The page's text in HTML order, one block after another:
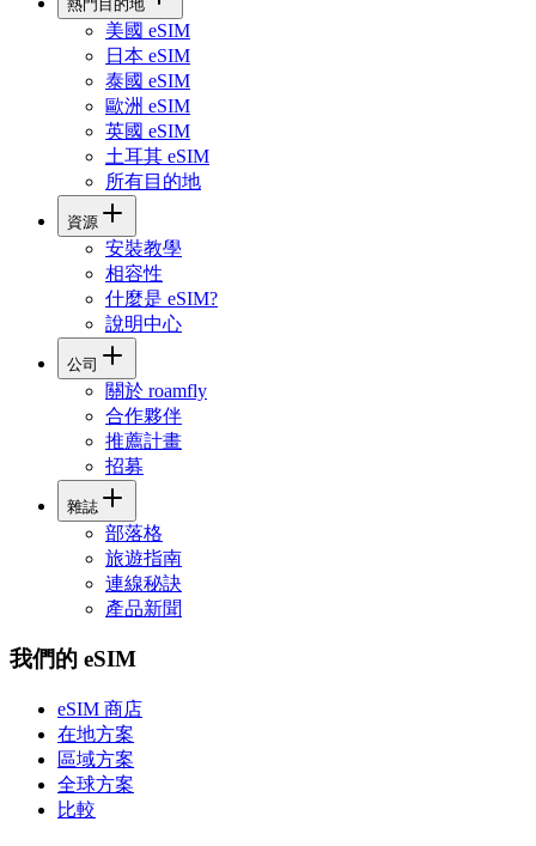
熱門目的地
美國 eSIM
日本 eSIM
泰國 eSIM
歐洲 eSIM
英國 eSIM
土耳其 eSIM
所有目的地
資源
安裝教學
相容性
什麼是 eSIM?
說明中心
公司
關於 roamfly
合作夥伴
推薦計畫
招募
雜誌
部落格
旅遊指南
連線秘訣
產品新聞
我們的 eSIM
eSIM 商店
在地方案
區域方案
全球方案
比較